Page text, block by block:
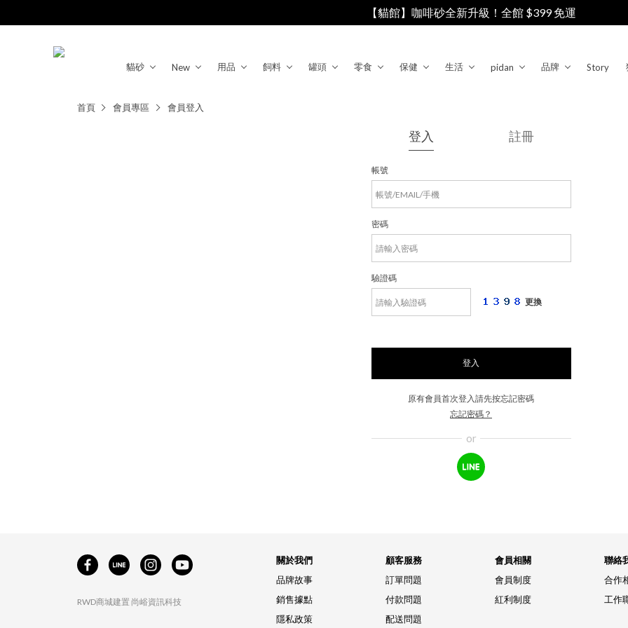
【貓館】咖啡砂全新升級！全館 $399 免運
貓砂 New 用品 飼料 罐頭 零食 保健 生活 pidan 品牌 Story
首頁 會員專區 會員登入
登入 註冊
帳號
密碼
驗證碼
更換
登入
原有會員首次登入請先按忘記密碼
忘記密碼？
Line帳
號登入
RWD商城建置 尚峪資訊科技
關於我們
品牌故事
銷售據點
隱私政策
顧客服務
訂單問題
付款問題
配送問題
會員相關
會員制度
紅利制度
聯絡
合作
工作